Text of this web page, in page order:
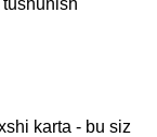
karta - bu siz